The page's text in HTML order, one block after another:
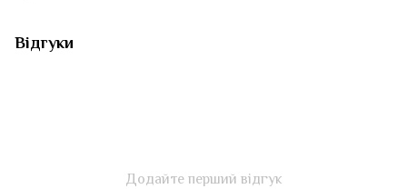
Відгуки
Додайте перший відгук